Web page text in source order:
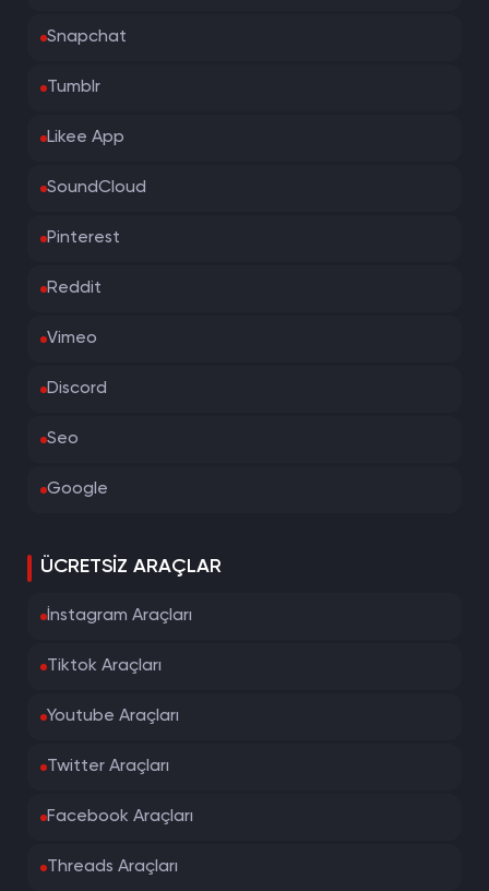
Snapchat
Tumblr
Likee App
SoundCloud
Pinterest
Reddit
Vimeo
Discord
Seo
Google
ÜCRETSIZ ARAÇLAR
İnstagram Araçları
Tiktok Araçları
Youtube Araçları
Twitter Araçları
Facebook Araçları
Threads Araçları